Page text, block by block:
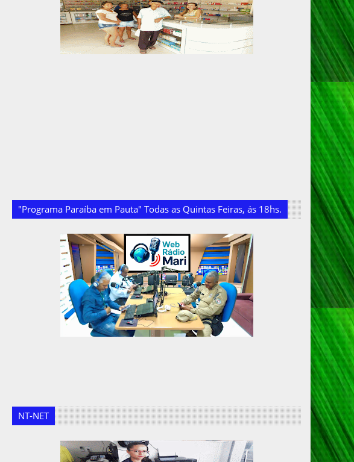
"Programa Paraíba em Pauta" Todas as Quintas Feiras, ás 18hs.
NT-NET